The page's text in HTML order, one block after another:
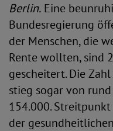
Berlin. Eine
Bundesregierung
der Menschen, die
Rente wollten, sind
gescheitert. Die
stieg sogar von
154.000.
der